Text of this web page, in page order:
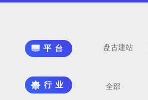
平台 盘古建站
行业 全部